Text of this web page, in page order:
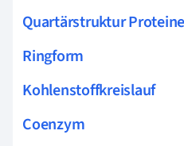
Quartärstruktur Proteine
Ringform
Kohlenstoffkreislauf
Coenzym